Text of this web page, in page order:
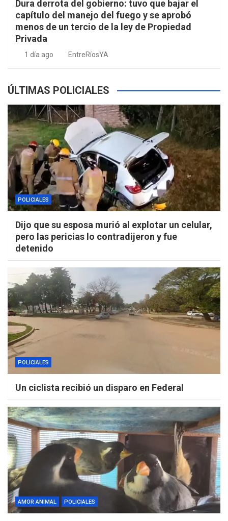
Dura derrota del gobierno: tuvo que bajar el
capítulo del manejo del fuego y se aprobó
menos de un tercio de la ley de Propiedad
Privada
1 día ago EntreRíosYA
ÚLTIMAS POLICIALES
POLICIALES
Dijo que su esposa murió al explotar un celular,
pero las pericias lo contradijeron y fue
detenido
POLICIALES
Un ciclista recibió un disparo en Federal
AMOR ANIMAL POLICIALES